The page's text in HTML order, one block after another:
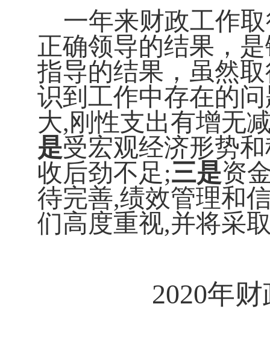
一年来财政工作
正确领导的结果，
指导的结果，虽然
识到工作中存在的
大,刚性支出有增无
是受宏观经济形势
收后劲不足;三是资
待完善,绩效管理和
们高度重视,并将采
2020年财